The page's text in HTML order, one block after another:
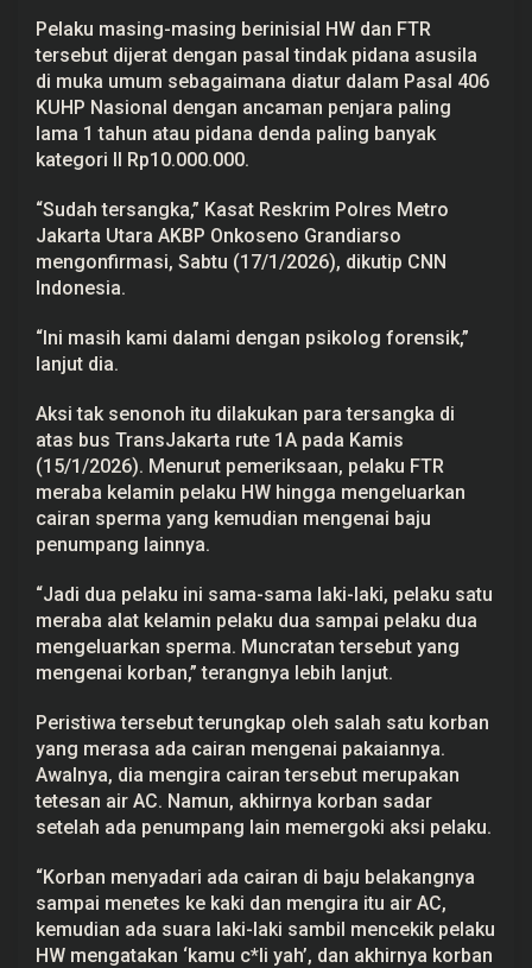
n
T
e
r
s
a
n
g
k
,
D
i
j
t
P
l
A
u
s
l
a
M
u
k
a
U
m
m
Pelaku masing-masing berinisial HW dan FTR
tersebut dijerat dengan pasal tindak pidana asusila
di muka umum sebagaimana diatur dalam Pasal 406
KUHP Nasional dengan ancaman penjara paling
lama 1 tahun atau pidana denda paling banyak
kategori II Rp10.000.000.
“Sudah tersangka,” Kasat Reskrim Polres Metro
Jakarta Utara AKBP Onkoseno Grandiarso
mengonfirmasi, Sabtu (17/1/2026), dikutip CNN
Indonesia.
“Ini masih kami dalami dengan psikolog forensik,”
lanjut dia.
Aksi tak senonoh itu dilakukan para tersangka di
atas bus TransJakarta rute 1A pada Kamis
(15/1/2026). Menurut pemeriksaan, pelaku FTR
meraba kelamin pelaku HW hingga mengeluarkan
cairan sperma yang kemudian mengenai baju
penumpang lainnya.
“Jadi dua pelaku ini sama-sama laki-laki, pelaku satu
meraba alat kelamin pelaku dua sampai pelaku dua
mengeluarkan sperma. Muncratan tersebut yang
mengenai korban,” terangnya lebih lanjut.
Peristiwa tersebut terungkap oleh salah satu korban
yang merasa ada cairan mengenai pakaiannya.
Awalnya, dia mengira cairan tersebut merupakan
tetesan air AC. Namun, akhirnya korban sadar
setelah ada penumpang lain memergoki aksi pelaku.
“Korban menyadari ada cairan di baju belakangnya
sampai menetes ke kaki dan mengira itu air AC,
kemudian ada suara laki-laki sambil mencekik pelaku
HW mengatakan ‘kamu c*li yah’, dan akhirnya korban